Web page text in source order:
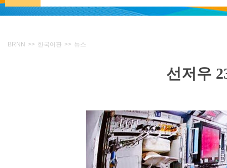
BRNN >> 한국어판 >> 뉴스
선저우